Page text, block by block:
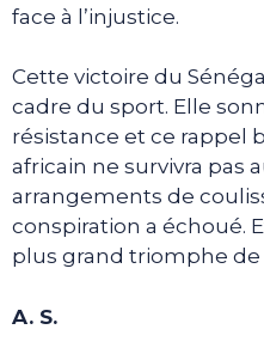
face à l’injustice.
Cette victoire du
cadre du sport. Elle
résistance et ce rappel
africain ne survivra pas
arrangements de
conspiration a échoué.
plus grand triomphe de
A. S.